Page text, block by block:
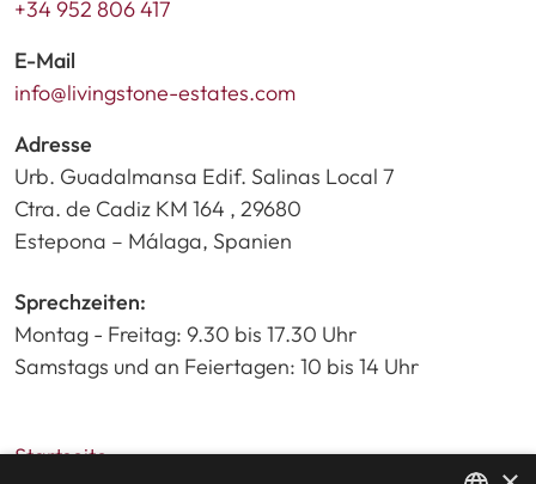
+34 952 806 417
E-Mail
info@livingstone-estates.com
Adresse
Urb. Guadalmansa Edif. Salinas Local 7
Ctra. de Cadiz KM 164 , 29680
Estepona – Málaga, Spanien
Sprechzeiten:
Montag - Freitag: 9.30 bis 17.30 Uhr
Samstags und an Feiertagen: 10 bis 14 Uhr
Startseite